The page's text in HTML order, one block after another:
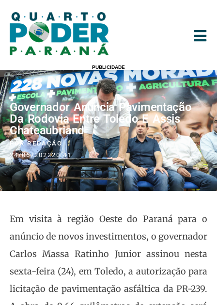
PUBLICIDADE
Governador Anuncia Pavimentação
Da Rodovia Entre Toledo E Assis
Chateaubriand
PORREDAÇÃO
24/06/202220:41
Em visita à região Oeste do Paraná para o
anúncio de novos investimentos, o governador
Carlos Massa Ratinho Junior assinou nesta
sexta-feira (24), em Toledo, a autorização para
licitação de pavimentação asfáltica da PR-239.